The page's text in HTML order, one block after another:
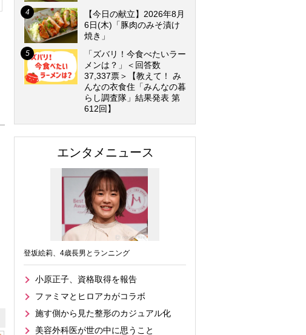
【今日の献立】2026年8月
6日(木)「豚肉のみそ漬け
焼き」
「ズバリ！今食べたいラー
メンは？」＜回答数
37,337票＞【教えて！ み
んなの衣食住「みんなの暮
らし調査隊」結果発表 第
612回】
エンタメニュース
登坂絵莉、4歳長男とランニング
小原正子、資格取得を報告
ファミマとヒロアカがコラボ
施す側から見た整形のカジュアル化
美容外科医が世の中に思うこと